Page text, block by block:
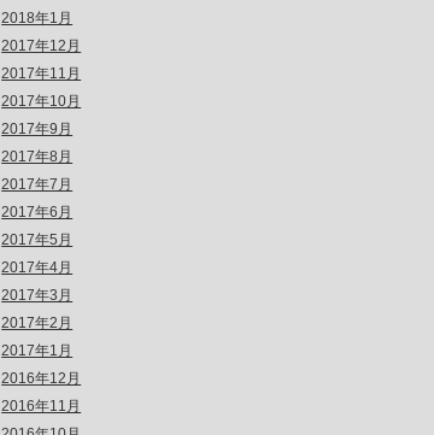
2018年1月
2017年12月
2017年11月
2017年10月
2017年9月
2017年8月
2017年7月
2017年6月
2017年5月
2017年4月
2017年3月
2017年2月
2017年1月
2016年12月
2016年11月